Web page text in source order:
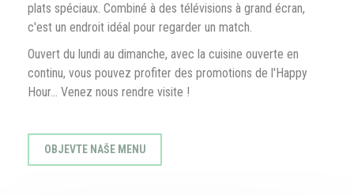
plats spéciaux. Combiné à des télévisions à grand écran,
c'est un endroit idéal pour regarder un match.
Ouvert du lundi au dimanche, avec la cuisine ouverte en
continu, vous pouvez profiter des promotions de l'Happy
Hour... Venez nous rendre visite !
OBJEVTE NAŠE MENU